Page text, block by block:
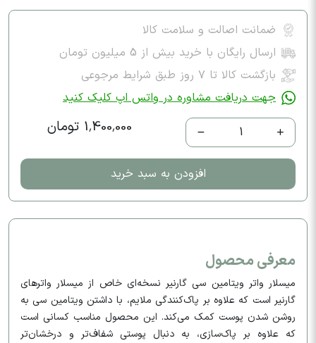
ضمانت اصالت و سلامت کالا
ارسال رایگان با خرید بیش از 5 میلیون تومان
بازگشت کالا تا ۷ روز طبق شرایط مرجوعی
جهت دریافت مشاوره در واتس اپ کلیک کنید
1 1,400,000 تومان
افزودن به سبد خرید
معرفی محصول
میسلار واتر ویتامین سی گارنیر نسخه‌ای خاص از میسلار واترهای
گارنیر است که علاوه بر پاک‌کنندگی ملایم، با داشتن ویتامین سی به
روشن شدن پوست کمک می‌کند. این محصول مناسب کسانی است
که علاوه بر پاک‌سازی، به دنبال پوستی شفاف‌تر و درخشان‌تر